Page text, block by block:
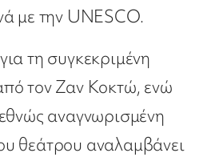
με την UNESCO.
τη συγκεκριμένη
τον Ζαν Κοκτώ, ενώ
αναγνωρισμένη
θεάτρου αναλαμβάνει